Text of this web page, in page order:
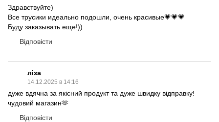
Здравствуйте)
Все трусики идеально подошли, очень красивые💗💗💗
Буду заказывать еще!))
Відповісти
ліза
14.12.2025 в 14:16
дуже вдячна за якісний продукт та дуже швидку відправку!
чудовий магазин🫶
Відповісти